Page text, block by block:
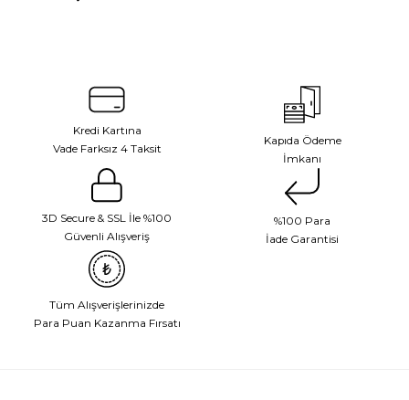
Kredi Kartına
Vade Farksız 4 Taksit
Kapıda Ödeme
İmkanı
3D Secure & SSL İle %100
Güvenli Alışveriş
%100 Para
İade Garantisi
Tüm Alışverişlerinizde
Para Puan Kazanma Fırsatı